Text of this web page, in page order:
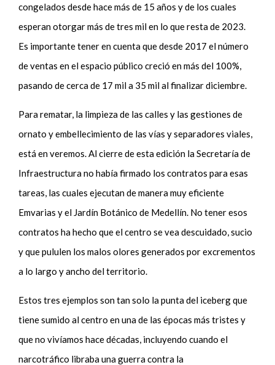
congelados desde hace más de 15 años y de los cuales
esperan otorgar más de tres mil en lo que resta de 2023.
Es importante tener en cuenta que desde 2017 el número
de ventas en el espacio público creció en más del 100%,
pasando de cerca de 17 mil a 35 mil al finalizar diciembre.
Para rematar, la limpieza de las calles y las gestiones de
ornato y embellecimiento de las vías y separadores viales,
está en veremos. Al cierre de esta edición la Secretaría de
Infraestructura no había firmado los contratos para esas
tareas, las cuales ejecutan de manera muy eficiente
Emvarias y el Jardín Botánico de Medellín. No tener esos
contratos ha hecho que el centro se vea descuidado, sucio
y que pululen los malos olores generados por excrementos
a lo largo y ancho del territorio.
Estos tres ejemplos son tan solo la punta del iceberg que
tiene sumido al centro en una de las épocas más tristes y
que no vivíamos hace décadas, incluyendo cuando el
narcotráfico libraba una guerra contra la